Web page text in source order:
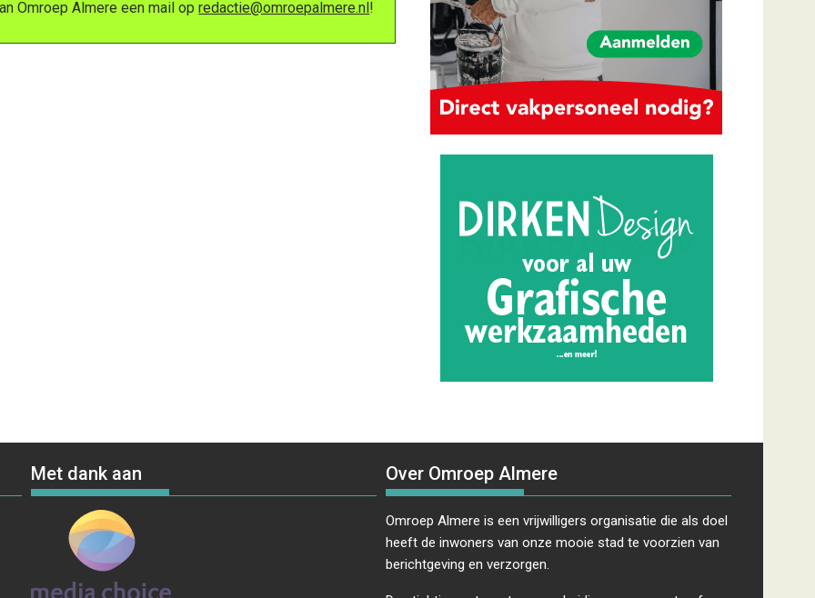
Omroep Almere een mail opredactie@omroepalmere.nl!
Met dank aan Over Omroep Almere
Omroep Almere is een vrijwilligers organisatie die als doel
heeft de inwoners van onze mooie stad te voorzien van
berichtgeving en verzorgen.